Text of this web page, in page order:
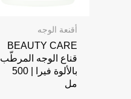
أقنعة الوجه
BEAUTY CARE
قناع الوجه المرطّب
بالألوة فيرا | 500
مل